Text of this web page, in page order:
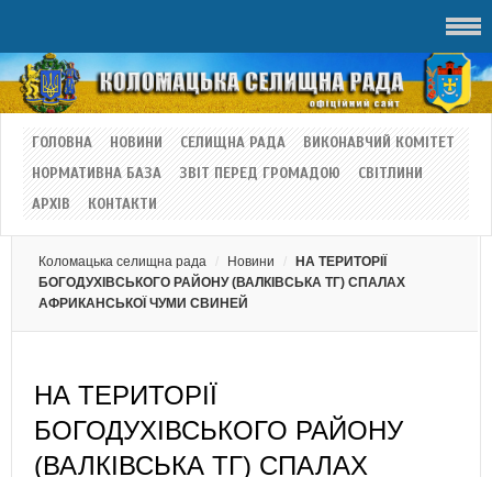
ГОЛОВНА НОВИНИ СЕЛИЩНА РАДА
ВИКОНАВЧИЙ КОМІТЕТ
НОРМАТИВНА БАЗА
ЗВІТ ПЕРЕД ГРОМАДОЮ
СВІТЛИНИ
АРХІВ
КОНТАКТИ
Коломацька селищна рада Новини
НА ТЕРИТОРІЇ
БОГОДУХІВСЬКОГО РАЙОНУ (ВАЛКІВСЬКА ТГ) СПАЛАХ
АФРИКАНСЬКОЇ ЧУМИ СВИНЕЙ
НА ТЕРИТОРІЇ
БОГОДУХІВСЬКОГО РАЙОНУ
(ВАЛКІВСЬКА ТГ) СПАЛАХ